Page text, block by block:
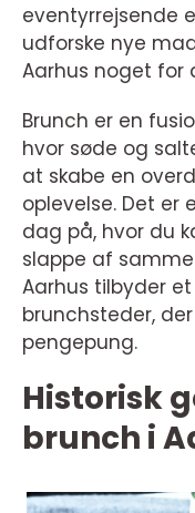
eventyrrejsende
udforske nye
Aarhus noget for
Brunch er en
hvor søde og
at skabe en
oplevelse. Det
dag på, hvor du
slappe af
Aarhus tilbyder
brunchsteder,
pengepung.
Historisk
brunch i